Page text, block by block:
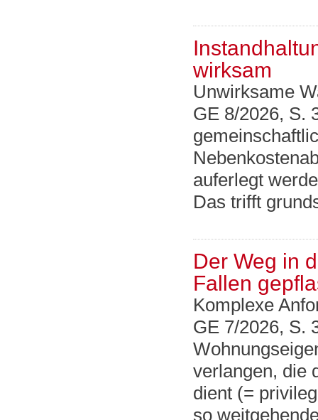
wirksam
Unwirksame
GE 8/2026, S.
auferlegt
Das trifft
Der Weg in
Fallen
Komplexe
GE 7/2026, S.
verlangen, die
dient (=
so